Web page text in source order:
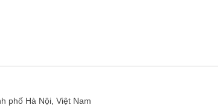
phố Hà Nội, Việt Nam